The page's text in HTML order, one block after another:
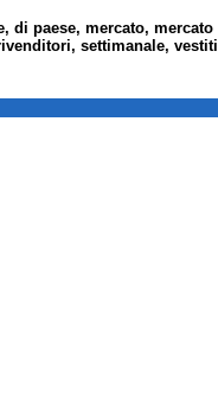
di paese, mercato, mercato
settimanale, vestiti